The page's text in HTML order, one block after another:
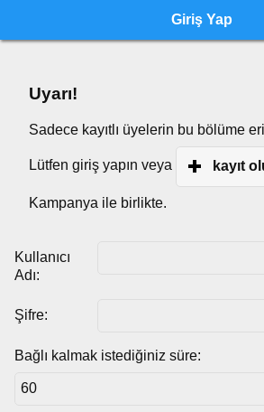
Giriş Yap
Uyarı!
Sadece kayıtlı üyelerin bu bölüme
Lütfen giriş yapın veya kayıt
Kampanya ile birlikte.
Kullanıcı
Adı:
Şifre:
Bağlı kalmak istediğiniz süre: